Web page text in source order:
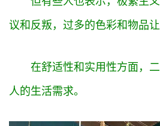
公
经
议和反叛，过多的色彩和物品让
在舒适性和实用性方面，
人的生活需求。